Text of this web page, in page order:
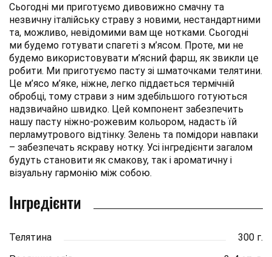
Сьогодні ми приготуємо дивовижно смачну та
незвичну італійську страву з новими, нестандартними
та, можливо, невідомими вам ще нотками. Сьогодні
ми будемо готувати спагеті з м’ясом. Проте, ми не
будемо використовувати м’ясний фарш, як звикли це
робити. Ми приготуємо пасту зі шматочками телятини.
Це м’ясо м’яке, ніжне, легко піддається термічній
обробці, тому страви з ним здебільшого готуються
надзвичайно швидко. Цей компонент забезпечить
нашу пасту ніжно-рожевим кольором, надасть їй
перламутрового відтінку. Зелень та помідори навпаки
– забезпечать яскраву нотку. Усі інгредієнти загалом
будуть становити як смакову, так і ароматичну і
візуальну гармонію між собою.
Інгредієнти
Телятина
300 г.